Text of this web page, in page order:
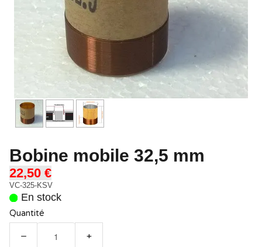
Bobine mobile 32,5 mm
22,50 €
VC-325-KSV
En stock
Quantité
− +